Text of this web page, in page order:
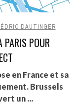
DAUTINGER
PARIS POUR
en France et sa
Brussels
un ...